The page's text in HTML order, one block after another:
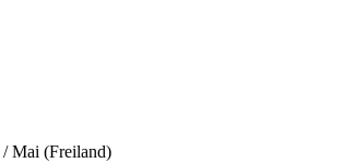
Mai (Freiland)